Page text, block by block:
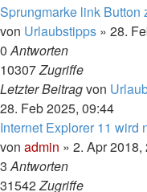
Sprungmarke link Button
von Urlaubstipps » 28.
0Antworten
10307Zugriffe
Letzter Beitragvon
28. Feb 2025, 09:44
Internet Explorer 11 wird
von admin » 2. Apr 2018,
3Antworten
31542Zugriffe